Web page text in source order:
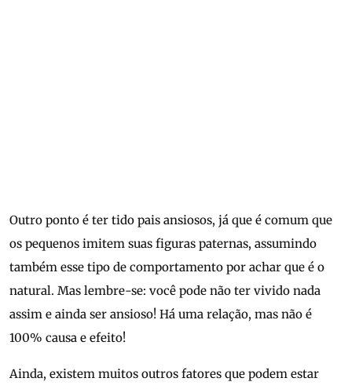
Outro ponto é ter tido pais ansiosos, já que é comum que
os pequenos imitem suas figuras paternas, assumindo
também esse tipo de comportamento por achar que é o
natural. Mas lembre-se: você pode não ter vivido nada
assim e ainda ser ansioso! Há uma relação, mas não é
100% causa e efeito!
Ainda, existem muitos outros fatores que podem estar